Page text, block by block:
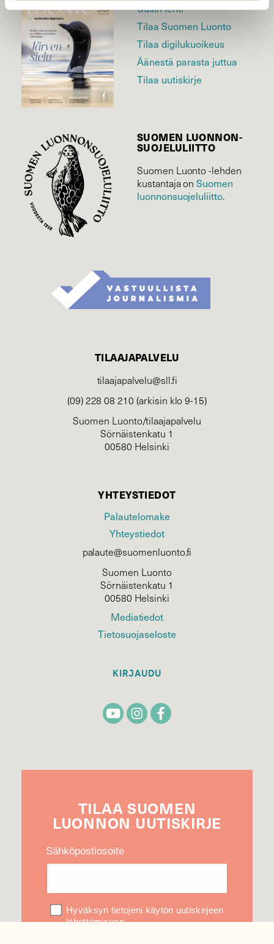
Uusin lehti
Tilaa Suomen Luonto
Tilaa digilukuoikeus
Äänestä parasta juttua
Tilaa uutiskirje
SUOMEN LUONNON­
SUOJELU­LIITTO
Suomen Luonto -lehden
kustantaja onSuomen
luonnonsuojelu­liitto.
TILAAJAPALVELU
tilaajapalvelu@sll.fi
(09) 228 08 210 (arkisin klo 9-15)
Suomen Luonto/tilaajapalvelu
Sörnäistenkatu 1
00580 Helsinki
YHTEYSTIEDOT
Palautelomake
Yhteystiedot
palaute@suomenluonto.fi
Suomen Luonto
Sörnäistenkatu 1
00580 Helsinki
Mediatiedot
Tietosuojaseloste
KIRJAUDU
TILAA SUOMEN
LUONNON UUTIS­KIRJE
Sähköpostiosoite
Hyväksyn tietojeni käytön uutiskirjeen
lähettämiseen